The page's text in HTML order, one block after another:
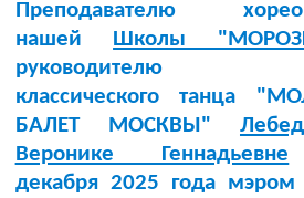
Преподавателю
нашей Школы
руководителю
классического танца
БАЛЕТ МОСКВЫ"
Веронике Геннадьевне
декабря 2025 года мэром